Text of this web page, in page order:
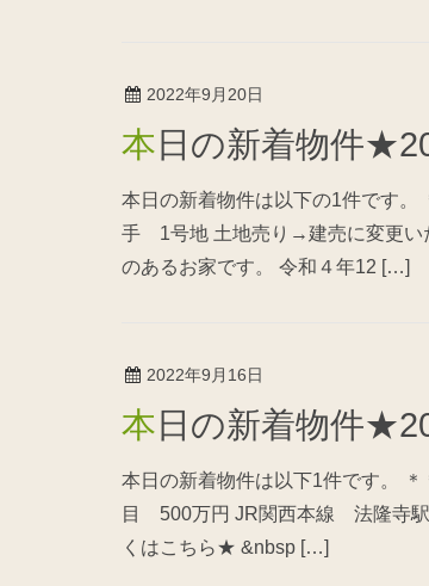
2022年9月20日
本日の新着物件
本日の新着物件は以下の1件です。
手 1号地 土地売り→建売に変更い
のあるお家です。 令和４年12 […]
2022年9月16日
本日の新着物件
本日の新着物件は以下1件です。
目 500万円 JR関西本線 法隆寺駅
くはこちら★ &nbsp […]